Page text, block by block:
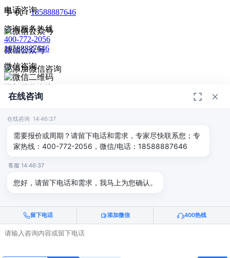
手 机：18588887646
微信公众号
© 2026深圳市德恺检测有限公司版权所有 -宣传册|粤ICP备
2025393459号-1
电话咨询
咨询服务热线
400-772-2056
18588887646
微信咨询
扫码添加微信咨询
给我回电
在线咨询
在线咨询 14:46:37
需要报价或周期？请留下电话和需求，专家尽快联系您；专
家热线：400-772-2056，微信/电话：18588887646
客服 14:46:37
您好，请留下电话和需求，我马上为您确认。
留下电话 添加微信 400热线